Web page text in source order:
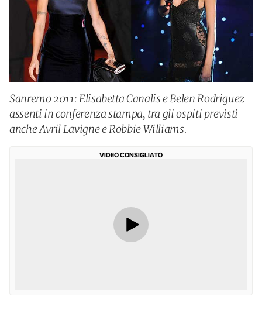
Sanremo 2011: Elisabetta Canalis e Belen Rodriguez
assenti in conferenza stampa, tra gli ospiti previsti
anche Avril Lavigne e Robbie Williams.
VIDEO CONSIGLIATO